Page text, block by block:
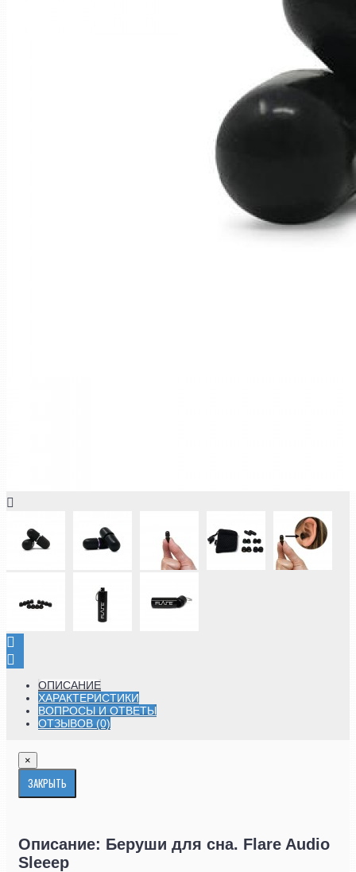
ОПИСАНИЕ
ХАРАКТЕРИСТИКИ
ВОПРОСЫ И ОТВЕТЫ
ОТЗЫВОВ (0)
×
ЗАКРЫТЬ
Описание: Беруши для сна. Flare Audio
Sleeep